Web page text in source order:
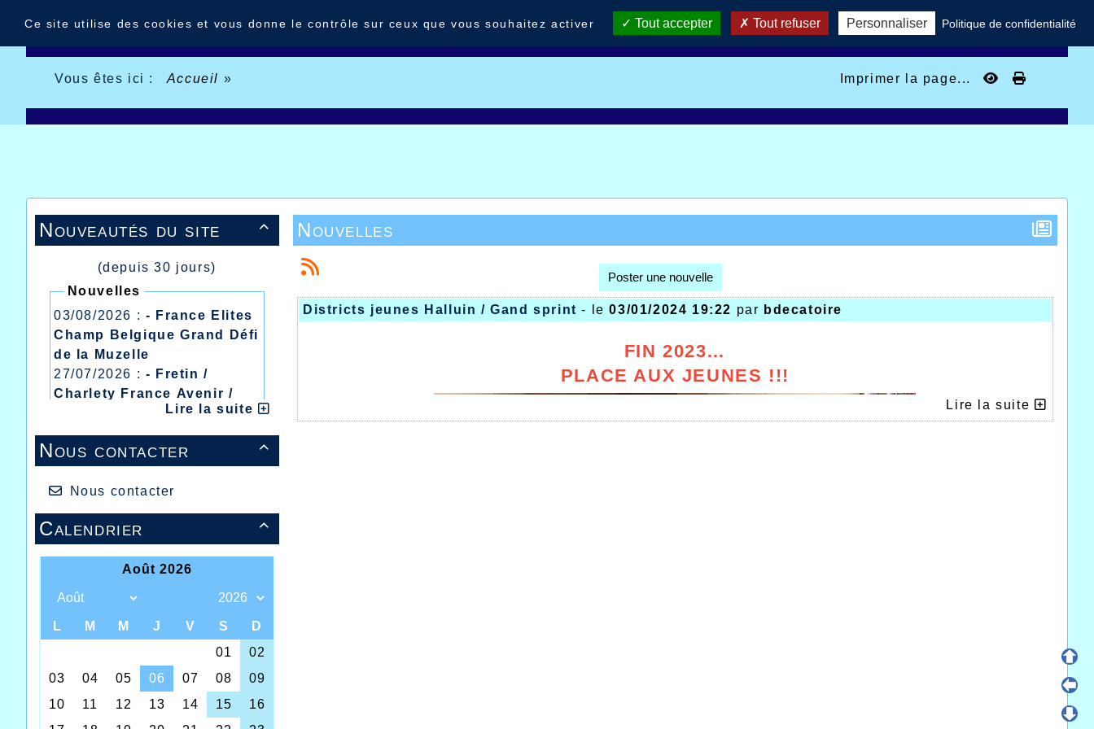
Vous êtes ici : Accueil » Imprimer la page...

Nouveautés du site
(depuis 30 jours)
Nouvelles
03/08/2026 : - France Elites
Champ Belgique Grand Défi
de la Muzelle
27/07/2026 : - Fretin /
Charlety France Avenir /
Heusden Zolder
20/07/2026 :- Courtrai /
Mont des Cats
Meeting Abeilles /
Régionaux /
Lire la suite

Nous contacter
Nous contacter

Calendrier
Nouvelles
Poster une nouvelle
Districts jeunes Halluin / Gand sprint - le03/01/2024 19:22 par bdecatoire
FIN 2023…
PLACE AUX JEUNES !!!
Lire la suite
Ce site utilise des cookies et vous donne le contrôle sur ceux que vous souhaitez activer Tout accepter Tout refuser Personnaliser Politique de confidentialité